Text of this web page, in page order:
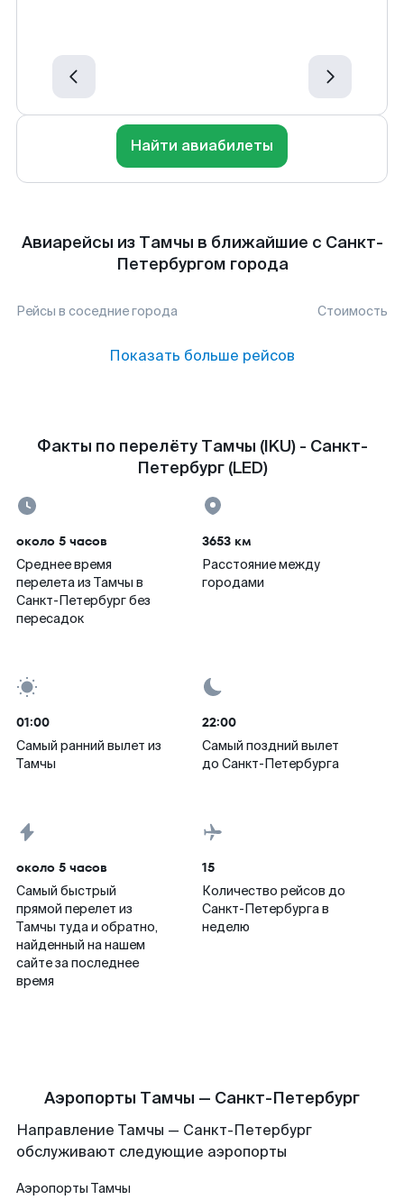
Найти авиабилеты
Авиарейсы из Тамчы в ближайшие с Санкт-
Петербургом города
Рейсы в соседние города Стоимость
Показать больше рейсов
Факты по перелёту Тамчы (IKU) - Санкт-
Петербург (LED)
около 5 часов
Среднее время
перелета из Тамчы в
Санкт-Петербург без
пересадок
3653 км
Расстояние между
городами
01:00
Самый ранний вылет из
Тамчы
22:00
Самый поздний вылет
до Санкт-Петербурга
около 5 часов
Самый быстрый
прямой перелет из
Тамчы туда и обратно,
найденный на нашем
сайте за последнее
время
15
Количество рейсов до
Санкт-Петербурга в
неделю
Аэропорты Тамчы — Санкт-Петербург
Направление Тамчы — Санкт-Петербург
обслуживают следующие аэропорты
Аэропорты Тамчы